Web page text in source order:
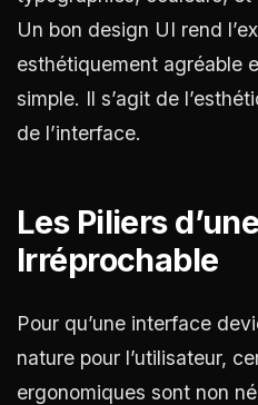
Un bon design UI rend
esthétiquement agréable
simple. Il s’agit de
de l’interface.
Les Piliers
Irréprochable
Pour qu’une interface
nature pour l’utilisateur,
ergonomiques sont non